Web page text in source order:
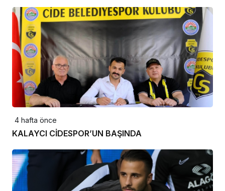
4 hafta önce
KALAYCI CİDESPOR’UN BAŞINDA